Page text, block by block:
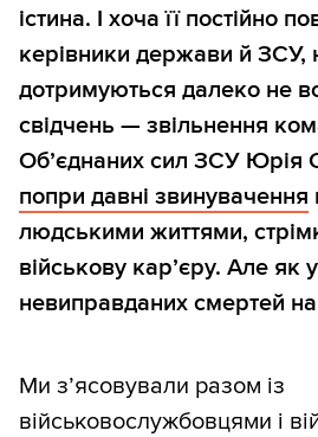
істина. І хоча її постійно
керівники держави й ЗСУ,
дотримуються далеко не
свідчень — звільнення
Об’єднаних сил ЗСУ Юрія
попри давні звинувачення
людськими життями,
військову кар’єру. Але як
невиправданих смертей на
Ми з’ясовували разом із
військовослужбовцями і